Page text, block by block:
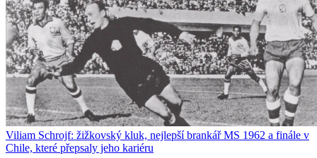
Viliam Schrojf: žižkovský kluk, nejlepší brankář MS 1962 a finále v
Chile, které přepsaly jeho kariéru